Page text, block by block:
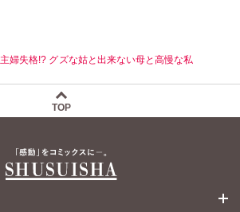
主婦失格!? グズな姑と出来ない母と高慢な私
TOP